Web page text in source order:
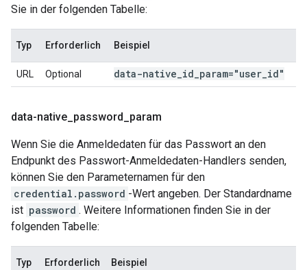
Sie in der folgenden Tabelle:
Typ Erforderlich Beispiel
URL Optional data-native id param="user id"
data-native password param
Wenn Sie die Anmeldedaten für das Passwort an den
Endpunkt des Passwort-Anmeldedaten-Handlers senden,
können Sie den Parameternamen für den
credential.password -Wert angeben. Der Standardname
ist password . Weitere Informationen finden Sie in der
folgenden Tabelle:
Typ Erforderlich Beispiel